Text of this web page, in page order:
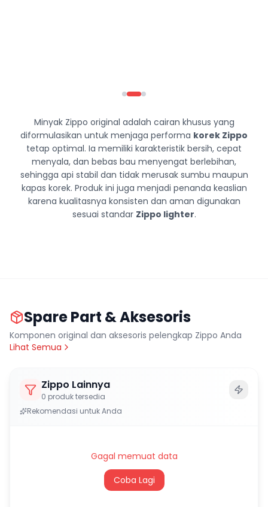
Minyak Zippo original adalah cairan khusus yang
diformulasikan untuk menjaga performa korek Zippo
tetap optimal. Ia memiliki karakteristik bersih, cepat
menyala, dan bebas bau menyengat berlebihan,
sehingga api stabil dan tidak merusak sumbu maupun
kapas korek. Produk ini juga menjadi penanda keaslian
karena kualitasnya konsisten dan aman digunakan
sesuai standar Zippo lighter.
Spare Part & Aksesoris
Komponen original dan aksesoris pelengkap Zippo Anda
Lihat Semua
Zippo Lainnya
0 produk tersedia
Rekomendasi untuk Anda
Gagal memuat data
Coba Lagi